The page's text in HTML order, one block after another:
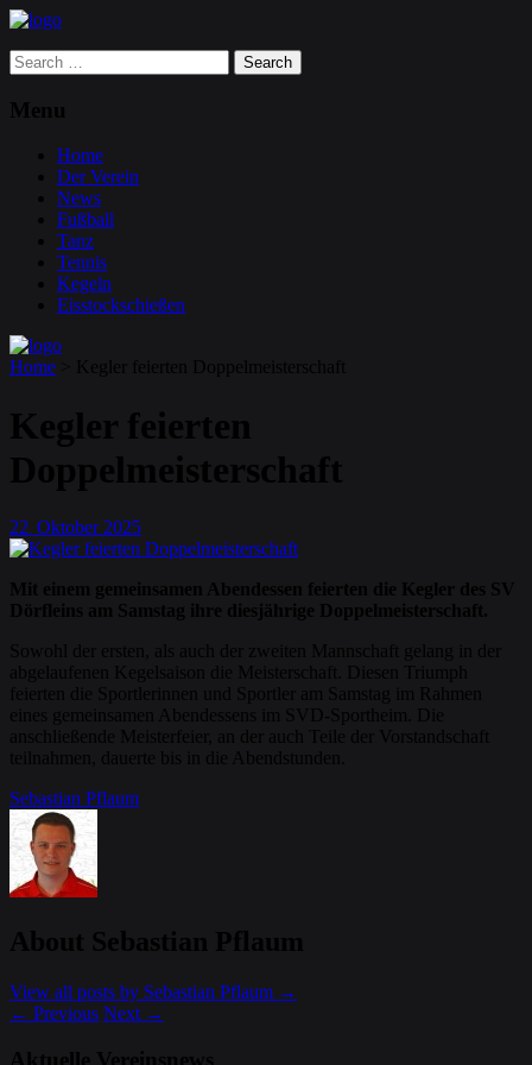
Search
for:
Menu
Home
Der Verein
News
Fußball
Tanz
Tennis
Kegeln
Eisstockschießen
Home Kegler feierten Doppelmeisterschaft
Kegler feierten
Doppelmeisterschaft
22. Oktober 2025
Mit einem gemeinsamen Abendessen feierten die Kegler des SV
Dörfleins am Samstag ihre diesjährige Doppelmeisterschaft.
Sowohl der ersten, als auch der zweiten Mannschaft gelang in der
abgelaufenen Kegelsaison die Meisterschaft. Diesen Triumph
feierten die Sportlerinnen und Sportler am Samstag im Rahmen
eines gemeinsamen Abendessens im SVD-Sportheim. Die
anschließende Meisterfeier, an der auch Teile der Vorstandschaft
teilnahmen, dauerte bis in die Abendstunden.
Sebastian Pflaum
About Sebastian Pflaum
View all posts by Sebastian Pflaum →
← Previous Next →
Aktuelle Vereinsnews